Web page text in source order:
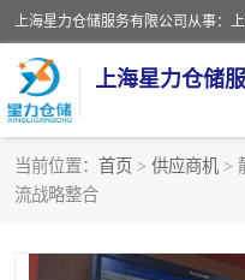
上海星力仓储
当前位置： 首页 > 供应商机 >
流战略整合
上海仓库对外出租
上海仓储配送